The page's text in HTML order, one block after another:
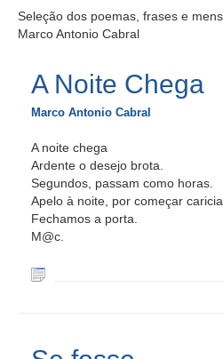
Seleção dos poemas, frases e
Marco Antonio Cabral
A Noite Chega
Marco Antonio Cabral
A noite chega
Ardente o desejo brota.
Segundos, passam como horas.
Apelo à noite, por começar
Fechamos a porta.
M@c.